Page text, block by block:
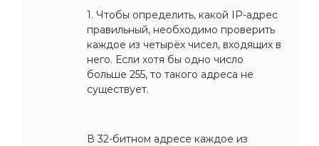
1. Чтобы определить, какой IP-адрес
правильный, необходимо проверить
каждое из четырёх чисел, входящих в
него. Если хотя бы одно число
больше 255, то такого адреса не
существует.
В 32-битном адресе каждое из